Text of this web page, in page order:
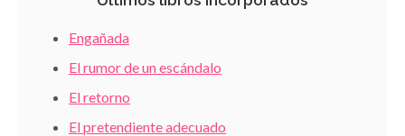
Engañada
El rumor de un escándalo
El retorno
El pretendiente adecuado